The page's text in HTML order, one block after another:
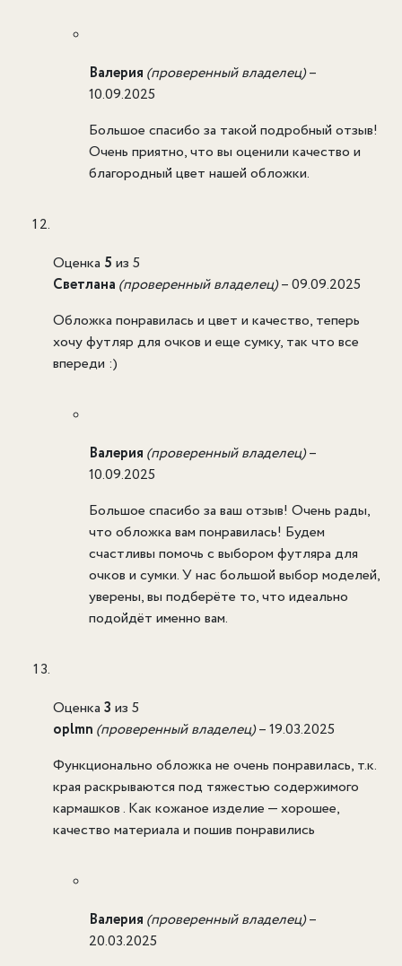
Валерия (проверенный владелец)–
10.09.2025
Большое спасибо за такой подробный отзыв!
Очень приятно, что вы оценили качество и
благородный цвет нашей обложки.
Оценка 5 из 5
Светлана (проверенный владелец)–09.09.2025
Обложка понравилась и цвет и качество, теперь
хочу футляр для очков и еще сумку, так что все
впереди :)
Валерия (проверенный владелец)–
10.09.2025
Большое спасибо за ваш отзыв! Очень рады,
что обложка вам понравилась! Будем
счастливы помочь с выбором футляра для
очков и сумки. У нас большой выбор моделей,
уверены, вы подберёте то, что идеально
подойдёт именно вам.
Оценка 3 из 5
oplmn (проверенный владелец)–19.03.2025
Функционально обложка не очень понравилась, т.к.
края раскрываются под тяжестью содержимого
кармашков . Как кожаное изделие — хорошее,
качество материала и пошив понравились
Валерия (проверенный владелец)–
20.03.2025